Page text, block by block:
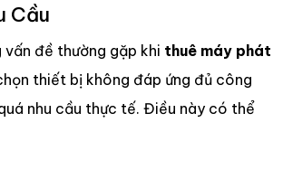
Cầu
vấn đề thường gặp khi thuê máy phát
thiết bị không đáp ứng đủ công
nhu cầu thực tế. Điều này có thể